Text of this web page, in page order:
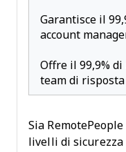
Garantisce il
account
Offre il 99,9%
team di
Sia
livelli di